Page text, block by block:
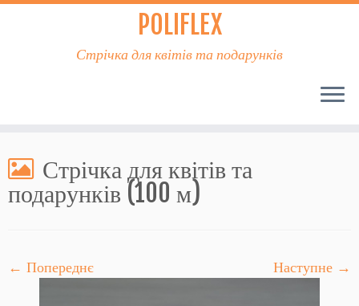
POLIFLEX
Стрічка для квітів та подарунків
Стрічка для квітів та
подарунків (100 м)
← Попереднє Наступне →